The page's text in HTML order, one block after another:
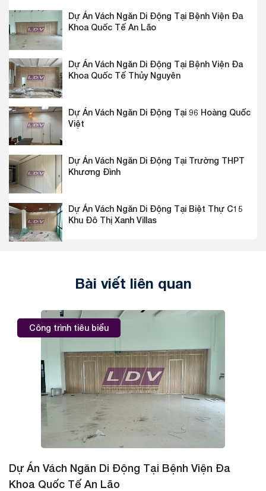
Dự Án Vách Ngăn Di Động Tại Bệnh Viện Đa
Khoa Quốc Tế An Lão
Dự Án Vách Ngăn Di Động Tại Bệnh Viện Đa
Khoa Quốc Tế Thủy Nguyên
Dự Án Vách Ngăn Di Động Tại 96 Hoàng Quốc
Việt
Dự Án Vách Ngăn Di Động Tại Trường THPT
Khương Đình
Dự Án Vách Ngăn Di Động Tại Biệt Thự C15
Khu Đô Thị Xanh Villas
Bài viết liên quan
Công trình tiêu biểu
Dự Án Vách Ngăn Di Động Tại Bệnh Viện Đa
Khoa Quốc Tế An Lão